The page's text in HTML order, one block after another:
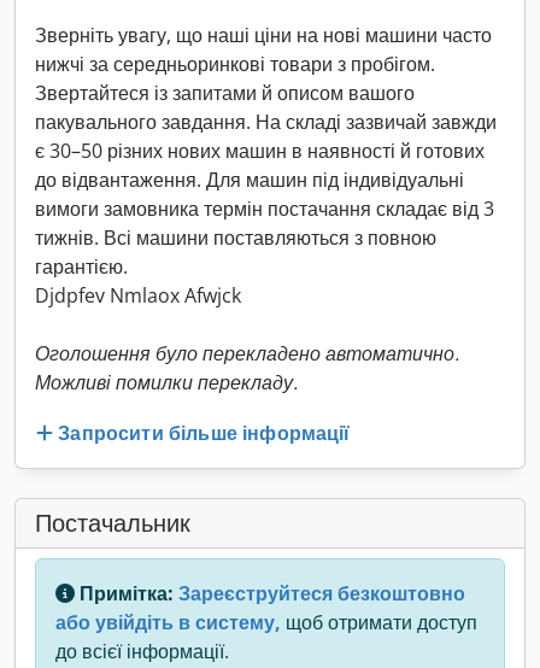
Зверніть увагу, що наші ціни на нові машини часто
нижчі за середньоринкові товари з пробігом.
Звертайтеся із запитами й описом вашого
пакувального завдання. На складі зазвичай завжди
є 30–50 різних нових машин в наявності й готових
до відвантаження. Для машин під індивідуальні
вимоги замовника термін постачання складає від 3
тижнів. Всі машини поставляються з повною
гарантією.
Djdpfev Nmlaox Afwjck
Оголошення було перекладено автоматично.
Можливі помилки перекладу.
Запросити більше інформації
Постачальник
Примітка: Зареєструйтеся безкоштовно
або увійдіть в систему, щоб отримати доступ
до всієї інформації.